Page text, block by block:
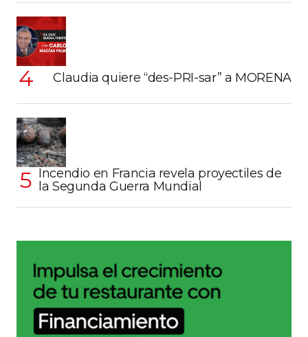
Claudia quiere “des-PRI-sar” a MORENA
Incendio en Francia revela proyectiles de
la Segunda Guerra Mundial